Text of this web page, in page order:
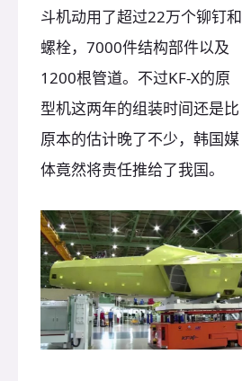
斗机动用了超过22万个铆钉和
螺栓，7000件结构部件以及
1200根管道。不过KF-X的原
型机这两年的组装时间还是比
原本的估计晚了不少，韩国媒
体竟然将责任推给了我国。